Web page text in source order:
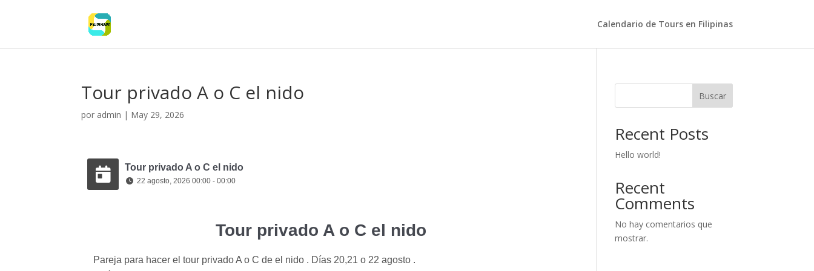
Calendario de Tours en Filipinas
Tour privado A o C el nido
por admin | May 29, 2026
Tour privado A o C el nido
22 agosto, 2026 00:00 - 00:00
Tour privado A o C el nido
Pareja para hacer el tour privado A o C de el nido . Días 20,21 o 22 agosto .
Buscar
Recent Posts
Hello world!
Recent
Comments
No hay comentarios que
mostrar.